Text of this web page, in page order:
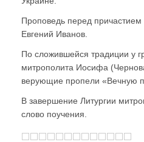
Проповедь перед причастием
Евгений Иванов.
По сложившейся традиции у
митрополита Иосифа
верующие пропели «Вечную
В завершение Литургии
слово поучения.